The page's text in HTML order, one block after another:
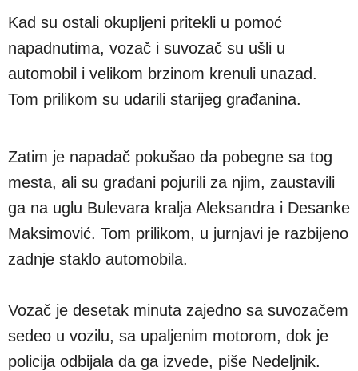
Kad su ostali okupljeni pritekli u pomoć
napadnutima, vozač i suvozač su ušli u
automobil i velikom brzinom krenuli unazad.
Tom prilikom su udarili starijeg građanina.
Zatim je napadač pokušao da pobegne sa tog
mesta, ali su građani pojurili za njim, zaustavili
ga na uglu Bulevara kralja Aleksandra i Desanke
Maksimović. Tom prilikom, u jurnjavi je razbijeno
zadnje staklo automobila.
Vozač je desetak minuta zajedno sa suvozačem
sedeo u vozilu, sa upaljenim motorom, dok je
policija odbijala da ga izvede, piše Nedeljnik.